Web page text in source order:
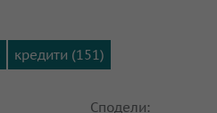
кредити (151)
Сподели: